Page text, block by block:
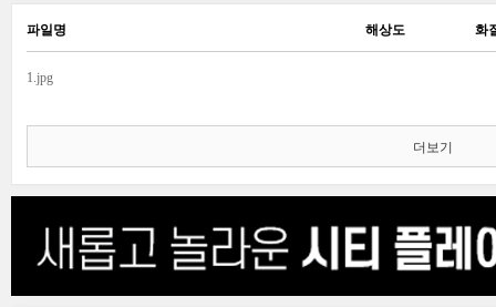
파일명 해상도 화
1.jpg
더보기